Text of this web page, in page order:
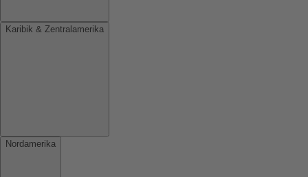
Karibik & Zentralamerika
Nordamerika